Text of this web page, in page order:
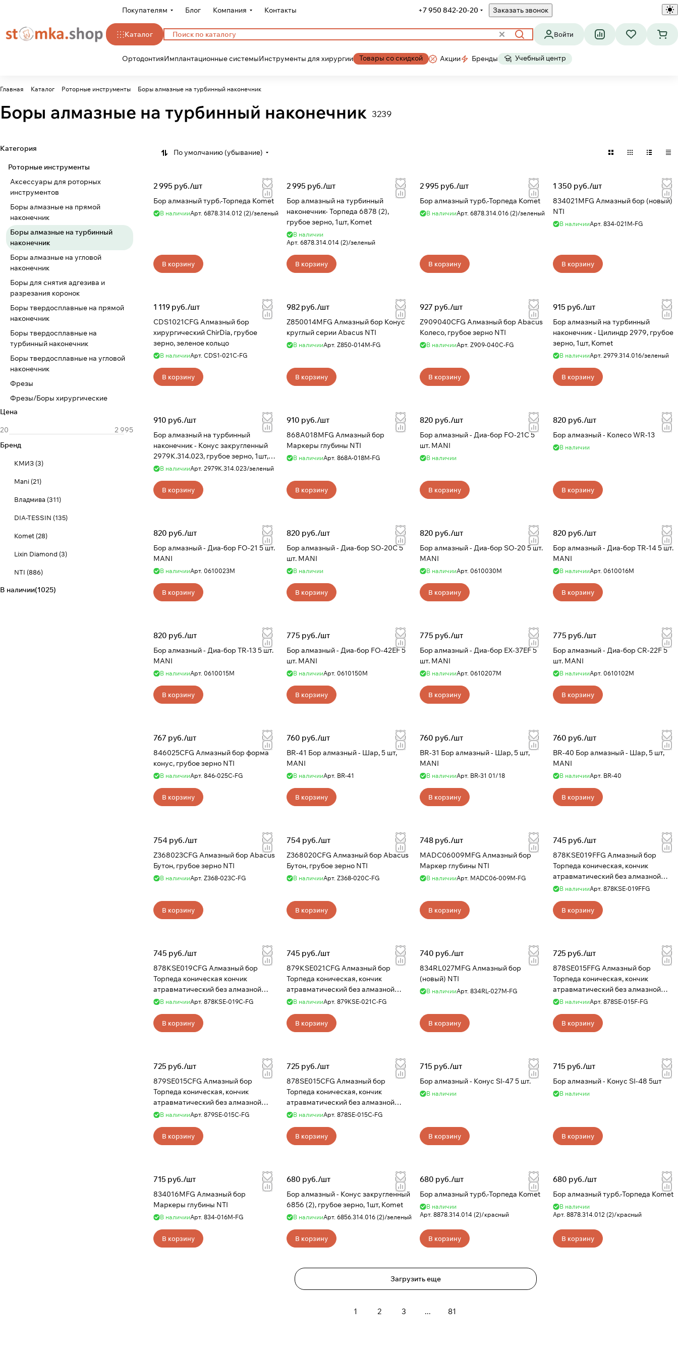
Покупателям Блог Компания Контакты +7 950 842-20-20 Заказать звонок
Каталог Войти
ОртодонтияИмплантационные системыИнструменты для хирургии Товары со скидкой Акции Бренды Учебный центр
Главная Каталог Роторные инструменты Боры алмазные на турбинный наконечник
Боры алмазные на турбинный наконечник 3239
По умолчанию (убывание)
2 995 руб./шт
Бор алмазный турб.-Торпеда Komet
В наличииАрт. 6878.314.012 (2)/зеленый
В корзину
2 995 руб./шт
Бор алмазный на турбинный
наконечник- Торпеда 6878 (2),
грубое зерно, 1шт, Komet
В наличии
Арт. 6878.314.014 (2)/зеленый
В корзину
2 995 руб./шт
Бор алмазный турб.-Торпеда Komet
В наличииАрт. 6878.314.016 (2)/зеленый
В корзину
1 350 руб./шт
834021MFG Алмазный бор (новый)
NTI
В наличииАрт. 834-021M-FG
В корзину
1 119 руб./шт
CDS1021CFG Алмазный бор
хирургический ChirDia, грубое
зерно, зеленое кольцо
В наличииАрт. CDS1-021C-FG
В корзину
982 руб./шт
Z850014MFG Алмазный бор Конус
круглый серии Abacus NTI
В наличииАрт. Z850-014M-FG
В корзину
927 руб./шт
Z909040CFG Алмазный бор Abacus
Колесо, грубое зерно NTI
В наличииАрт. Z909-040C-FG
В корзину
915 руб./шт
Бор алмазный на турбинный
наконечник - Цилиндр 2979, грубое
зерно, 1шт, Komet
В наличииАрт. 2979.314.016/зеленый
В корзину
910 руб./шт
Бор алмазный на турбинный
наконечник - Конус закругленный
2979К.314.023, грубое зерно, 1шт,
Komet
В наличииАрт. 2979К.314.023/зеленый
В корзину
910 руб./шт
868A018MFG Алмазный бор
Маркеры глубины NTI
В наличииАрт. 868A-018M-FG
В корзину
820 руб./шт
Бор алмазный - Диа-бор FО-21С 5
шт. MANI
В наличии
В корзину
820 руб./шт
Бор алмазный - Колесо WR-13
В наличии
В корзину
820 руб./шт
Бор алмазный - Диа-бор FО-21 5 шт.
MANI
В наличииАрт. 0610023М
В корзину
820 руб./шт
Бор алмазный - Диа-бор SО-20С 5
шт. MANI
В наличии
В корзину
820 руб./шт
Бор алмазный - Диа-бор SО-20 5 шт.
MANI
В наличииАрт. 0610030М
В корзину
820 руб./шт
Бор алмазный - Диа-бор TR-14 5 шт.
MANI
В наличииАрт. 0610016М
В корзину
820 руб./шт
Бор алмазный - Диа-бор TR-13 5 шт.
MANI
В наличииАрт. 0610015М
В корзину
775 руб./шт
Бор алмазный - Диа-бор FO-42EF 5
шт. MANI
В наличииАрт. 0610150М
В корзину
775 руб./шт
Бор алмазный - Диа-бор EX-37EF 5
шт. MANI
В наличииАрт. 0610207М
В корзину
775 руб./шт
Бор алмазный - Диа-бор CR-22F 5
шт. MANI
В наличииАрт. 0610102М
В корзину
767 руб./шт
846025CFG Алмазный бор форма
конус, грубое зерно NTI
В наличииАрт. 846-025C-FG
В корзину
760 руб./шт
BR-41 Бор алмазный - Шар, 5 шт,
MANI
В наличииАрт. BR-41
В корзину
760 руб./шт
BR-31 Бор алмазный - Шар, 5 шт,
MANI
В наличииАрт. BR-31 01/18
В корзину
760 руб./шт
BR-40 Бор алмазный - Шар, 5 шт,
MANI
В наличииАрт. BR-40
В корзину
754 руб./шт
Z368023CFG Алмазный бор Abacus
Бутон, грубое зерно NTI
В наличииАрт. Z368-023C-FG
В корзину
754 руб./шт
Z368020CFG Алмазный бор Abacus
Бутон, грубое зерно NTI
В наличииАрт. Z368-020C-FG
В корзину
748 руб./шт
MADC06009MFG Алмазный бор
Маркер глубины NTI
В наличииАрт. MADC06-009M-FG
В корзину
745 руб./шт
878KSE019FFG Алмазный бор
Торпеда коническая, кончик
атравматический без алмазной
крошки NTI
В наличииАрт. 878KSE-019FFG
В корзину
745 руб./шт
878KSE019CFG Алмазный бор
Торпеда коническая кончик
атравматический без алмазной
крошки NTI
В наличииАрт. 878KSE-019C-FG
В корзину
745 руб./шт
879KSE021CFG Алмазный бор
Торпеда коническая, кончик
атравматический без алмазной
крошки NTI
В наличииАрт. 879KSE-021C-FG
В корзину
740 руб./шт
834RL027MFG Алмазный бор
(новый) NTI
В наличииАрт. 834RL-027M-FG
В корзину
725 руб./шт
878SE015FFG Алмазный бор
Торпеда коническая, кончик
атравматический без алмазной
крошки NTI
В наличииАрт. 878SE-015F-FG
В корзину
725 руб./шт
879SE015CFG Алмазный бор
Торпеда коническая, кончик
атравматический без алмазной
крошки NTI
В наличииАрт. 879SE-015C-FG
В корзину
725 руб./шт
878SE015CFG Алмазный бор
Торпеда коническая, кончик
атравматический без алмазной
крошки NTI
В наличииАрт. 878SE-015C-FG
В корзину
715 руб./шт
Бор алмазный - Конус SI-47 5 шт.
В наличии
В корзину
715 руб./шт
Бор алмазный - Конус SI-48 5шт
В наличии
В корзину
715 руб./шт
834016MFG Алмазный бор
Маркеры глубины NTI
В наличииАрт. 834-016M-FG
В корзину
680 руб./шт
Бор алмазный - Конус закругленный
6856 (2), грубое зерно, 1шт, Komet
В наличииАрт. 6856.314.016 (2)/зеленый
В корзину
680 руб./шт
Бор алмазный турб.-Торпеда Komet
В наличии
Арт. 8878.314.014 (2)/красный
В корзину
680 руб./шт
Бор алмазный турб.-Торпеда Komet
В наличии
Арт. 8878.314.012 (2)/красный
В корзину
Загрузить еще
1 2 3 ... 81
Категория
Роторные инструменты
Аксессуары для роторных
инструментов
Боры алмазные на прямой
наконечник
Боры алмазные на турбинный
наконечник
Боры алмазные на угловой
наконечник
Боры для снятия адгезива и
разрезания коронок
Боры твердосплавные на прямой
наконечник
Боры твердосплавные на
турбинный наконечник
Боры твердосплавные на угловой
наконечник
Фрезы
Фрезы/Боры хирургические
Цена
Бренд
КМИЗ (3)
Mani (21)
Владмива (311)
DIA-TESSIN (135)
Komet (28)
Lixin Diamond (3)
NTI (886)
okoDENT(1845
В наличии(1025)